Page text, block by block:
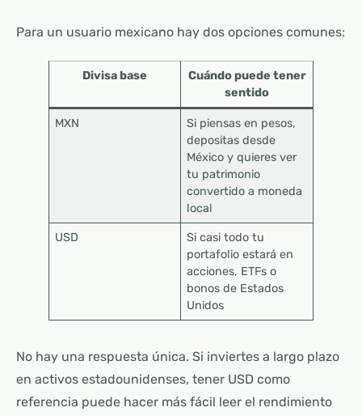
Para un usuario mexicano hay dos opciones comunes:
Divisa base
Cuándo puede tener
sentido
MXN
Si piensas en pesos,
depositas desde
México y quieres ver
tu patrimonio
convertido a moneda
local
USD
Si casi todo tu
portafolio estará en
acciones, ETFs o
bonos de Estados
Unidos
No hay una respuesta única. Si inviertes a largo plazo
en activos estadounidenses, tener USD como
referencia puede hacer más fácil leer el rendimiento